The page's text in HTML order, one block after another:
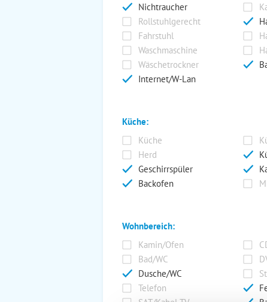
Nichtraucher
Rollstuhlgerecht
Fahrstuhl
Waschmaschine
Wäschetrockner
Internet/W-Lan
Küche:
Küche
Herd
Geschirrspüler
Backofen
Wohnbereich:
Kamin/Ofen
Bad/WC
Dusche/WC
Telefon